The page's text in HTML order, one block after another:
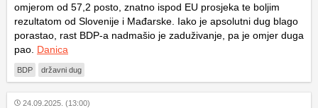
omjerom od 57,2 posto, znatno ispod EU prosjeka te boljim
rezultatom od Slovenije i Mađarske. Iako je apsolutni dug blago
porastao, rast BDP-a nadmašio je zaduživanje, pa je omjer duga
pao. Danica
BDP državni dug
24.09.2025. (13:00)